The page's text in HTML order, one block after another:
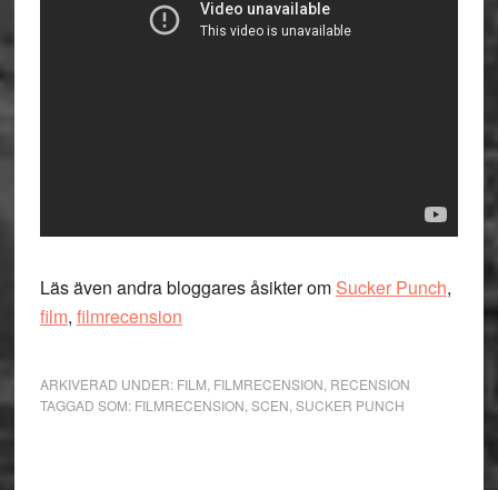
Läs även andra bloggares åsikter om Sucker Punch,
film, filmrecension
ARKIVERAD UNDER: FILM FILMRECENSION RECENSION
TAGGAD SOM: FILMRECENSION SCEN SUCKER PUNCH